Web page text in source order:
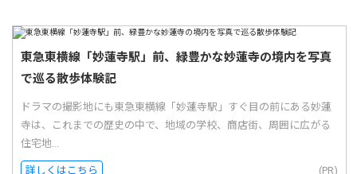
東急東横線「妙蓮寺駅」前、緑豊かな妙蓮寺の境内を写真
で巡る散歩体験記
ドラマの撮影地にも東急東横線「妙蓮寺駅」すぐ目の前にある妙蓮
寺は、これまでの歴史の中で、地域の学校、商店街、周囲に広がる
住宅地...
詳しくはこちら (PR)